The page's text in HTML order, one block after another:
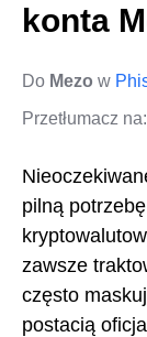
konta
Do Mezo w
Przetłumacz na:
pilną
zawsze
często
postacią